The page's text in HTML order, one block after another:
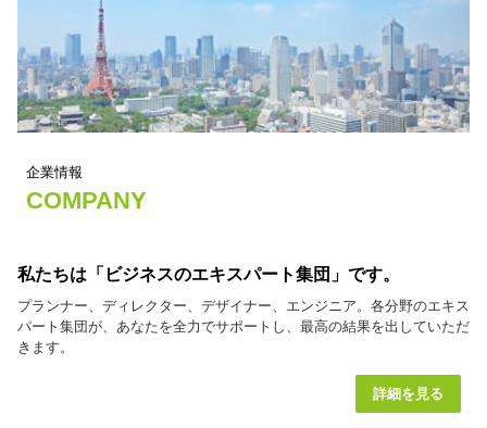
企業情報
COMPANY
私たちは「ビジネスのエキスパート集団」です。
プランナー、ディレクター、デザイナー、エンジニア。各分野のエキス
パート集団が、あなたを全力でサポートし、最高の結果を出していただ
きます。
詳細を見る